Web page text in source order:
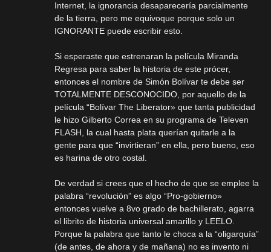
Internet, la ignorancia desaparecería parcialmente
de la tierra, pero me equivoque porque solo un
IGNORANTE puede escribir esto.
Si esperaste que estrenaran la película Miranda
Regresa para saber la historia de este prócer,
entonces el nombre de Simón Bolívar te debe ser
TOTALMENTE DESCONOCIDO, por aquello de la
película “Bolívar The Liberator» que tanta publicidad
le hizo Gilberto Correa en su programa de Televen
FLASH, la cual hasta plata querían quitarle a la
gente para que “invirtieran” en ella, pero bueno, eso
es harina de otro costal.
De verdad si crees que el hecho de que se emplee la
palabra “revolución” es algo “Pro-gobierno»
entonces vuelve a 8vo grado de bachillerato, agarra
el librito de historia universal amarillo y LEELO.
Porque la palabra que tanto le choca a la “oligarquía”
(de antes, de ahora y de mañana) no es invento ni